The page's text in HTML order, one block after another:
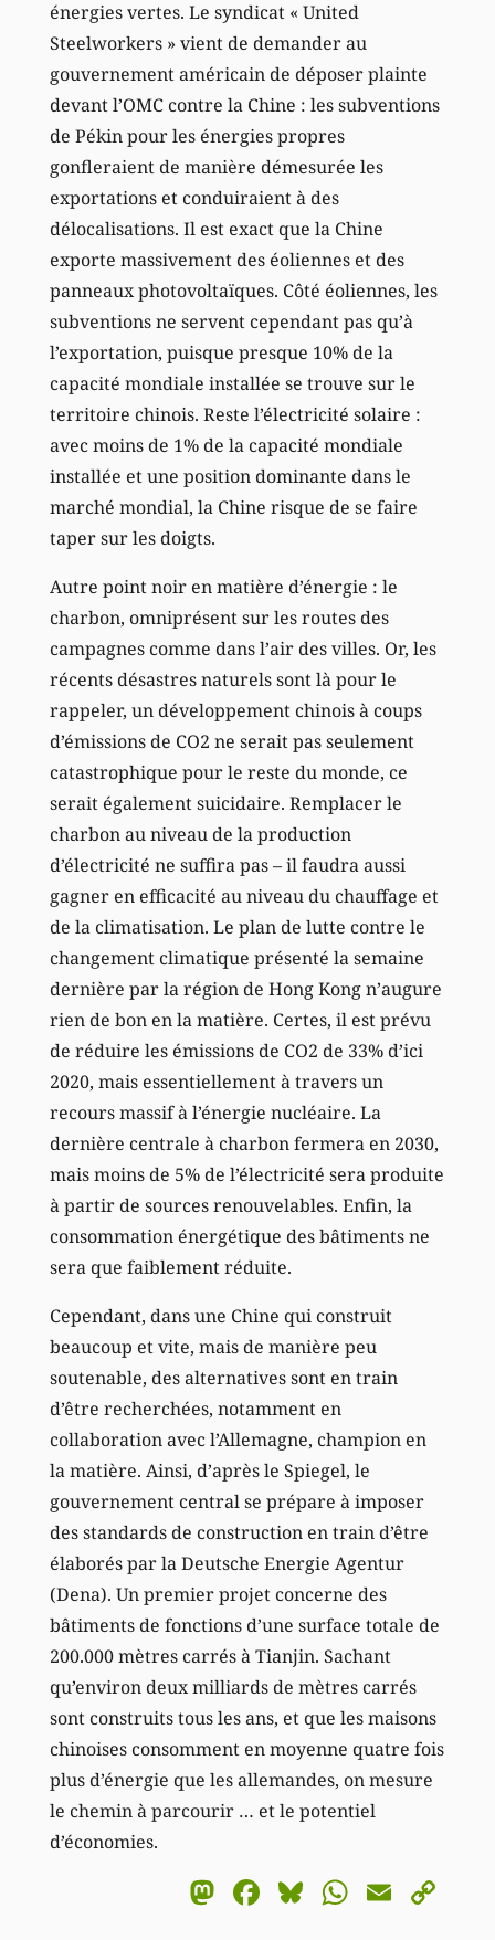
énergies vertes. Le syndicat « United
Steelworkers » vient de demander au
gouvernement américain de déposer plainte
devant l’OMC contre la Chine : les subventions
de Pékin pour les énergies propres
gonfleraient de manière démesurée les
exportations et conduiraient à des
délocalisations. Il est exact que la Chine
exporte massivement des éoliennes et des
panneaux photovoltaïques. Côté éoliennes, les
subventions ne servent cependant pas qu’à
l’exportation, puisque presque 10% de la
capacité mondiale installée se trouve sur le
territoire chinois. Reste l’électricité solaire :
avec moins de 1% de la capacité mondiale
installée et une position dominante dans le
marché mondial, la Chine risque de se faire
taper sur les doigts.
Autre point noir en matière d’énergie : le
charbon, omniprésent sur les routes des
campagnes comme dans l’air des villes. Or, les
récents désastres naturels sont là pour le
rappeler, un développement chinois à coups
d’émissions de CO2 ne serait pas seulement
catastrophique pour le reste du monde, ce
serait également suicidaire. Remplacer le
charbon au niveau de la production
d’électricité ne suffira pas – il faudra aussi
gagner en efficacité au niveau du chauffage et
de la climatisation. Le plan de lutte contre le
changement climatique présenté la semaine
dernière par la région de Hong Kong n’augure
rien de bon en la matière. Certes, il est prévu
de réduire les émissions de CO2 de 33% d’ici
2020, mais essentiellement à travers un
recours massif à l’énergie nucléaire. La
dernière centrale à charbon fermera en 2030,
mais moins de 5% de l’électricité sera produite
à partir de sources renouvelables. Enfin, la
consommation énergétique des bâtiments ne
sera que faiblement réduite.
Cependant, dans une Chine qui construit
beaucoup et vite, mais de manière peu
soutenable, des alternatives sont en train
d’être recherchées, notamment en
collaboration avec l’Allemagne, champion en
la matière. Ainsi, d’après le Spiegel, le
gouvernement central se prépare à imposer
des standards de construction en train d’être
élaborés par la Deutsche Energie Agentur
(Dena). Un premier projet concerne des
bâtiments de fonctions d’une surface totale de
200.000 mètres carrés à Tianjin. Sachant
qu’environ deux milliards de mètres carrés
sont construits tous les ans, et que les maisons
chinoises consomment en moyenne quatre fois
plus d’énergie que les allemandes, on mesure
le chemin à parcourir … et le potentiel
d’économies.
Mastodon
Facebook
BlueskyEmail